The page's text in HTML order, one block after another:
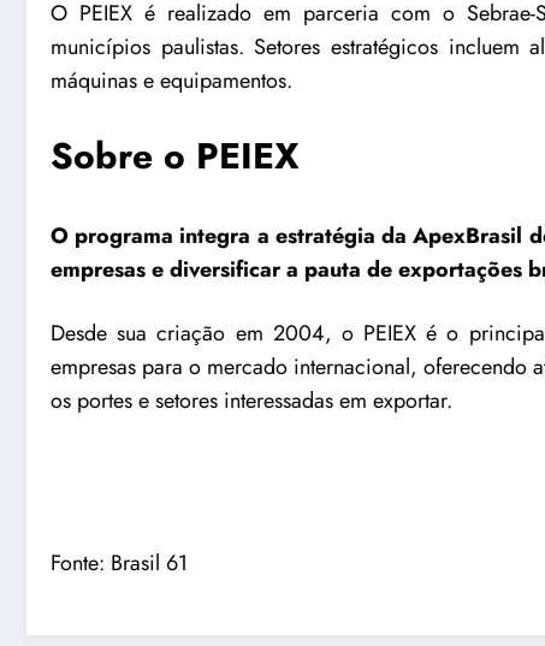
O PEIEX é realizado em parceria com o
municípios paulistas. Setores estratégicos incluem
máquinas e equipamentos.
Sobre o PEIEX
O programa integra a estratégia da ApexBrasil
empresas e diversificar a pauta de exportações
Desde sua criação em 2004, o PEIEX é o
empresas para o mercado internacional,
os portes e setores interessadas em exportar.
Fonte: Brasil 61